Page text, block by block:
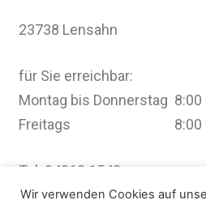
23738 Lensahn
für Sie erreichbar:
Montag bis Donnerstag 8:00
Freitags 8:00 Uhr
Tel. 04363 1542
Fax 04363 3086
Wir verwenden Cookies auf